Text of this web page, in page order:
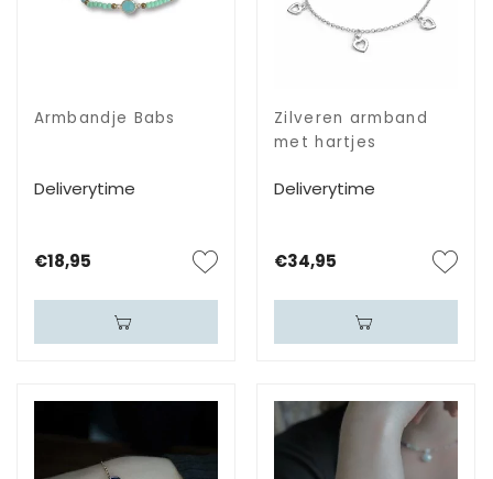
Armbandje Babs
Deliverytime
€18,95
Zilveren armband
met hartjes
Deliverytime
€34,95